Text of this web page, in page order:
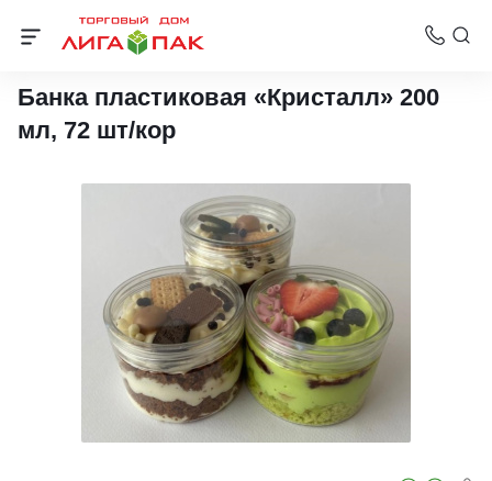
ПЭТ бутылки
Банка пластиковая «Кристалл» 200
мл, 72 шт/кор